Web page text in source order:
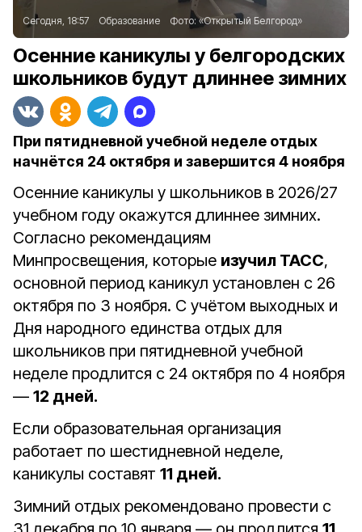
Сегодня, 18:57 Образование Фото:«Открытый Белгород»
Осенние каникулы у белгородских
школьников будут длиннее зимних
При пятидневной учебной неделе отдых
начнётся 24 октября и завершится 4 ноября
Осенние каникулы у школьников в 2026/27
учебном году окажутся длиннее зимних.
Согласно рекомендациям
Минпросвещения, которые изучил ТАСС,
основной период каникул установлен с 26
октября по 3 ноября. С учётом выходных и
Дня народного единства отдых для
школьников при пятидневной учебной
неделе продлится с 24 октября по 4 ноября
— 12 дней.
Если образовательная организация
работает по шестидневной неделе,
каникулы составят 11 дней.
Зимний отдых рекомендовано провести с